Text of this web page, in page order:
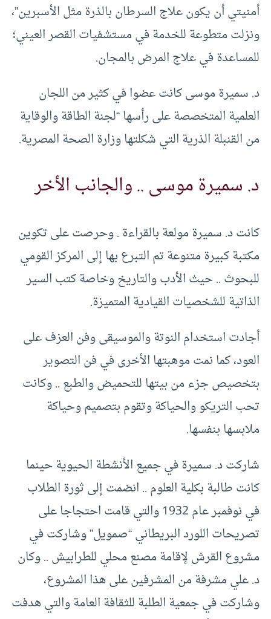
أمنيتي أن يكون علاج السرطان بالذرة مثل الأسبرين”،
ونزلت متطوعة للخدمة في مستشفيات القصر العيني؛
للمساعدة في علاج المرض بالمجان.
د. سميرة موسى كانت عضوا في كثير من اللجان
العلمية المتخصصة على رأسها “لجنة الطاقة والوقاية
من القنبلة الذرية التي شكلتها وزارة الصحة المصرية.
د. سميرة موسى .. والجانب الأخر
كانت د. سميرة مولعة بالقراءة . وحرصت على تكوين
مكتبة كبيرة متنوعة تم التبرع بها إلى المركز القومي
للبحوث .. حيث الأدب والتاريخ وخاصة كتب السير
الذاتية للشخصيات القيادية المتميزة.
أجادت استخدام النوتة والموسيقى وفن العزف على
العود، كما نمت موهبتها الأخرى في فن التصوير
بتخصيص جزء من بيتها للتحميض والطبع .. وكانت
تحب التريكو والحياكة وتقوم بتصميم وحياكة
ملابسها بنفسها.
شاركت د. سميرة في جميع الأنشطة الحيوية حينما
كانت طالبة بكلية العلوم .. انضمت إلى ثورة الطلاب
في نوفمبر عام 1932 والتي قامت احتجاجا على
تصريحات اللورد البريطاني “صمويل” وشاركت في
مشروع القرش لإقامة مصنع محلي للطرابيش .. وكان
د. علي مشرفة من المشرفين على هذا المشروع،
وشاركت في جمعية الطلبة للثقافة العامة والتي هدفت